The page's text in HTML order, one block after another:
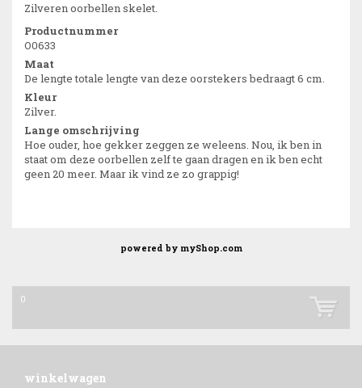
Zilveren oorbellen skelet.
Productnummer
O0633
Maat
De lengte totale lengte van deze oorstekers bedraagt 6 cm.
Kleur
Zilver.
Lange omschrijving
Hoe ouder, hoe gekker zeggen ze weleens. Nou, ik ben in
staat om deze oorbellen zelf te gaan dragen en ik ben echt
geen 20 meer. Maar ik vind ze zo grappig!
powered by myShop.com
0
winkelwagen